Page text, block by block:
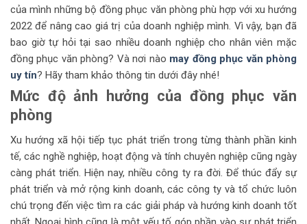
của mình những bộ đồng phục văn phòng phù hợp với xu hướng
2022 để nâng cao giá trị của doanh nghiệp mình. Vì vậy, bạn đã
bao giờ tự hỏi tại sao nhiều doanh nghiệp cho nhân viên mặc
đồng phục văn phòng? Và nơi nào may đồng phục văn phòng
uy tín? Hãy tham khảo thông tin dưới đây nhé!
Mức độ ảnh hưởng của đồng phục văn
phòng
Xu hướng xã hội tiếp tục phát triển trong từng thành phần kinh
tế, các nghề nghiệp, hoạt động và tính chuyên nghiệp cũng ngày
càng phát triển. Hiện nay, nhiều công ty ra đời. Để thúc đẩy sự
phát triển và mở rộng kinh doanh, các công ty và tổ chức luôn
chú trọng đến việc tìm ra các giải pháp và hướng kinh doanh tốt